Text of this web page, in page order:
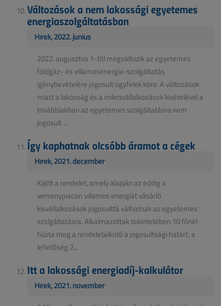
Változások a nem lakossági egyetemes
energiaszolgáltatásban
Hírek, 2022. június
2022. augusztus 1-től megváltozik az egyetemes
földgáz- és villamosenergia-szolgáltatás
igénybevételére jogosult ügyfelek köre. A változások
miatt a lakosság és a mikrovállalkozások kivételével a
továbbiakban az egyetemes szolgáltatásra nem
jogosult ...
Így kaphatnak olcsóbb áramot a cégek
Hírek, 2021. december
Kijött a rendelet, amely alapján az eddig a
versenypiacon villamos energiát vásárló
kisvállalkozások jogosulttá válhatnak az egyetemes
szolgáltatásra. Alkalmazottak tekintetében 10 főnél
húzta meg a rendeletalkotó a jogosultsági határt; a
lehetőség 2...
Itt a lakossági energiadíj-kalkulátor
Hírek, 2021. november